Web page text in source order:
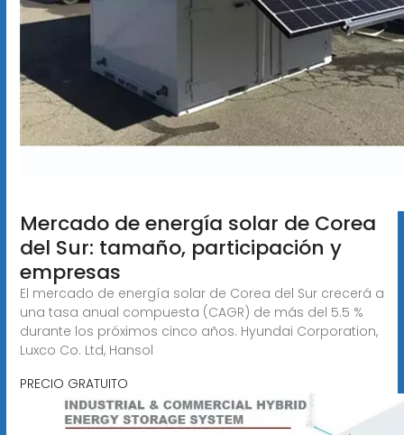
Mercado de energía solar de Corea
del Sur: tamaño, participación y
empresas
El mercado de energía solar de Corea del Sur crecerá a
una tasa anual compuesta (CAGR) de más del 5.5 %
durante los próximos cinco años. Hyundai Corporation,
Luxco Co. Ltd, Hansol
PRECIO GRATUITO